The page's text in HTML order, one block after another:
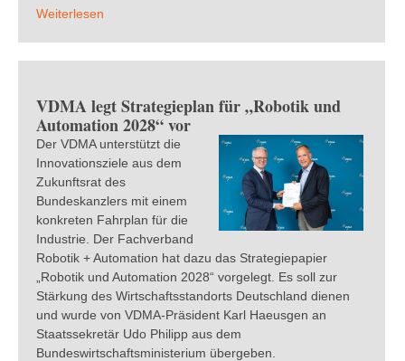
Weiterlesen
VDMA legt Strategieplan für „Robotik und
Automation 2028“ vor
Der VDMA unterstützt die
Innovationsziele aus dem
Zukunftsrat des
Bundeskanzlers mit einem
konkreten Fahrplan für die
Industrie. Der Fachverband
Robotik + Automation hat dazu das Strategiepapier
„Robotik und Automation 2028“ vorgelegt. Es soll zur
Stärkung des Wirtschaftsstandorts Deutschland dienen
und wurde von VDMA-Präsident Karl Haeusgen an
Staatssekretär Udo Philipp aus dem
Bundeswirtschaftsministerium übergeben.